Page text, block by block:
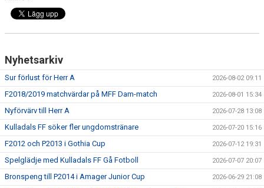
Nyhetsarkiv
Sur förlust för Herr A 2026-08-02 09:11
F2018/2019 matchvärdar på MFF Dam-match 2026-08-01 15:34
Nyförvärv till Herr A 2026-07-28 13:08
Kulladals FF söker fler ungdomstränare 2026-07-20 15:16
F2012 och P2013 i Gothia Cup 2026-07-12 19:31
Spelglädje med Kulladals FF Gå Fotboll 2026-07-07 20:07
Bronspeng till P2014 i Amager Junior Cup 2026-06-29 21:08